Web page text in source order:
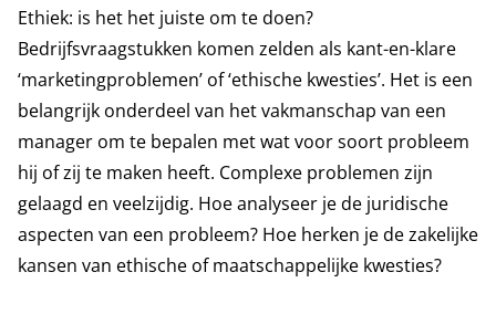
Ethiek: is het het juiste om te doen?
Bedrijfsvraagstukken komen zelden als kant-en-klare
‘marketingproblemen’ of ‘ethische kwesties’. Het is een
belangrijk onderdeel van het vakmanschap van een
manager om te bepalen met wat voor soort probleem
hij of zij te maken heeft. Complexe problemen zijn
gelaagd en veelzijdig. Hoe analyseer je de juridische
aspecten van een probleem? Hoe herken je de zakelijke
kansen van ethische of maatschappelijke kwesties?